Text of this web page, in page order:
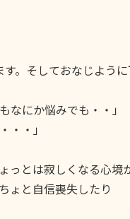
。そしておなじよう
にか悩みでも・・」
・・」
とは寂しくなる心境
ょと自信喪失したり